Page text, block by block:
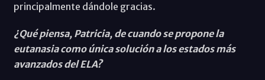
principalmente dándole gracias.
¿Qué piensa, Patricia, de cuando se propone la
eutanasia como única solución a los estados más
avanzados del ELA?